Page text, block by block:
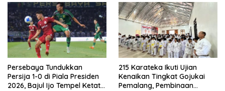
Persebaya Tundukkan
Persija 1-0 di Piala Presiden
2026, Bajul Ijo Tempel Ketat
215 Karateka Ikuti Ujian
Kenaikan Tingkat Gojukai
Pemalang, Pembinaan